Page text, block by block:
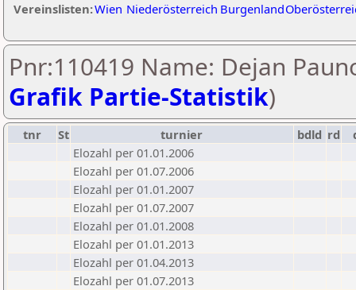
Vereinslisten:Wien Niederösterreich Burgenland
Pnr:110419 Name: Dejan
Grafik Partie-Statistik)
tnr St turnier bdld rd
Elozahl per 01.01.2006
Elozahl per 01.07.2006
Elozahl per 01.01.2007
Elozahl per 01.07.2007
Elozahl per 01.01.2008
Elozahl per 01.01.2013
Elozahl per 01.04.2013
Elozahl per 01.07.2013